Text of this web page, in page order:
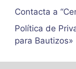
Contacta a
Política de
para Bautizos»